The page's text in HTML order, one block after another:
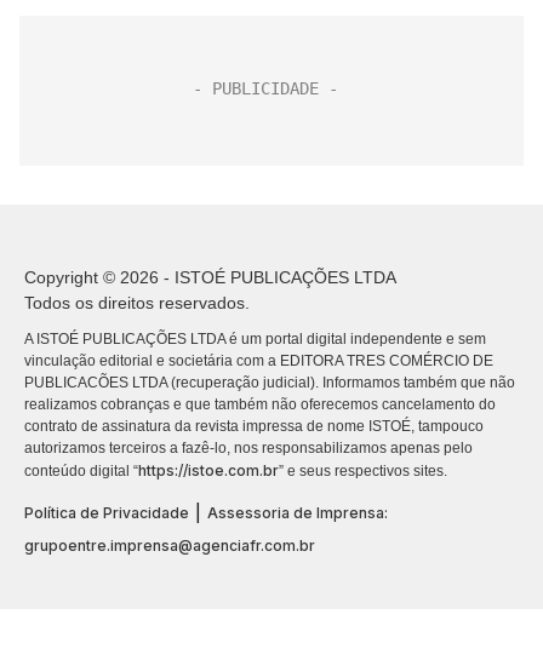
Copyright © 2026 - ISTOÉ PUBLICAÇÕES LTDA
Todos os direitos reservados.
A ISTOÉ PUBLICAÇÕES LTDA é um portal digital independente e sem
vinculação editorial e societária com a EDITORA TRES COMÉRCIO DE
PUBLICACÕES LTDA (recuperação judicial). Informamos também que não
realizamos cobranças e que também não oferecemos cancelamento do
contrato de assinatura da revista impressa de nome ISTOÉ, tampouco
autorizamos terceiros a fazê-lo, nos responsabilizamos apenas pelo
conteúdo digital “https://istoe.com.br” e seus respectivos sites.
Política de Privacidade
Assessoria de Imprensa:
grupoentre.imprensa@agenciafr.com.br